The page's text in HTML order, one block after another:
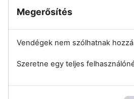
Megerősítés
Vendégek nem szólhatnak
Szeretne egy teljes